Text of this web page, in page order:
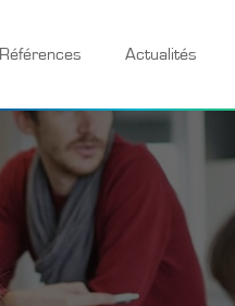
Références Actualités